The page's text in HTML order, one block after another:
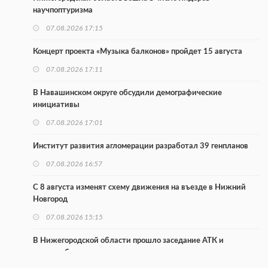
научпоптуризма
07.08.2026 17:15
Концерт проекта «Музыка балконов» пройдет 15 августа
07.08.2026 17:11
В Навашинском округе обсудили демографические
инициативы
07.08.2026 17:01
Институт развития агломерации разработал 39 генпланов
07.08.2026 16:57
С 8 августа изменят схему движения на въезде в Нижний
Новгород
07.08.2026 15:15
В Нижегородской области прошло заседание АТК и
оперштаба